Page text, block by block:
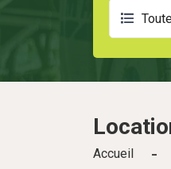
Accueil